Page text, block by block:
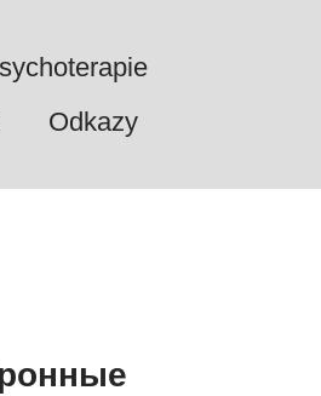
Odkazy